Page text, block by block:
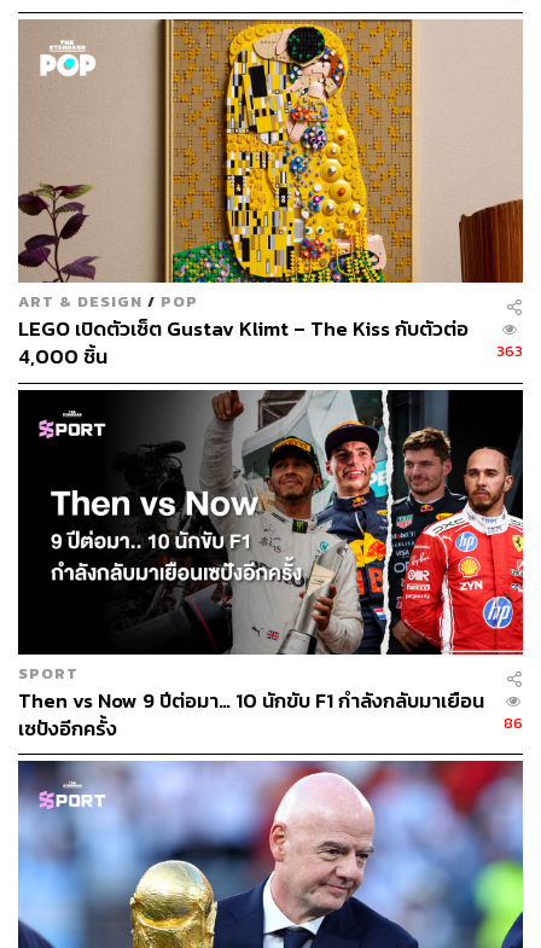
ART & DESIGN / POP
LEGO เปิดตัวเซ็ต Gustav Klimt – The Kiss กับตัวต่อ
4,000 ชิ้น
363
SPORT
Then vs Now 9 ปีต่อมา… 10 นักขับ F1 กำลังกลับมาเยือน
เซปังอีกครั้ง
86